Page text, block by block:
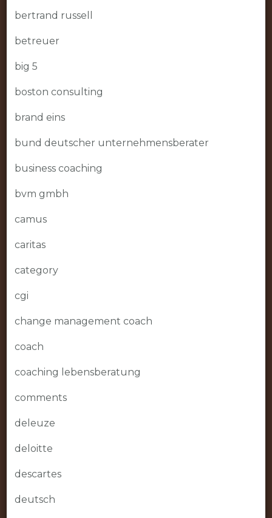
bertrand russell
betreuer
big 5
boston consulting
brand eins
bund deutscher unternehmensberater
business coaching
bvm gmbh
camus
caritas
category
cgi
change management coach
coach
coaching lebensberatung
comments
deleuze
deloitte
descartes
deutsch